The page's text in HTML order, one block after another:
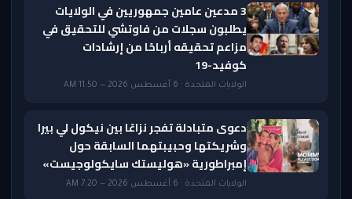
3 مدعين عامين جمهوريين في الولايات
يطلبون سجلات من فاوتشي للتحقيق في
مزاعم تحقيقه أرباحًا من إرشادات
كوفيد-19
الولايات المتحدة · 6 أغسطس 2026 — 11:50 AM
دعوى متبادلة تفجر نزاعًا بين نيكول لي بيرا
وشريكتها وحبيبتهما السابقة حول
إمبراطورية «هوليستك سايكولوجيست»
الولايات المتحدة · 6 أغسطس 2026 — 7:20 AM